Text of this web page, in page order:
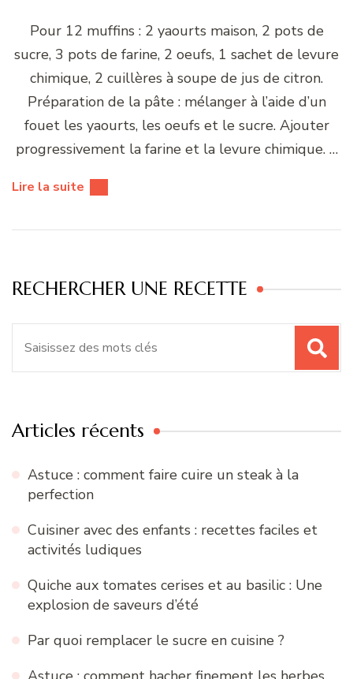
Pour 12 muffins : 2 yaourts maison, 2 pots de
sucre, 3 pots de farine, 2 oeufs, 1 sachet de levure
chimique, 2 cuillères à soupe de jus de citron.
Préparation de la pâte : mélanger à l’aide d’un
fouet les yaourts, les oeufs et le sucre. Ajouter
progressivement la farine et la levure chimique. …
Lire la suite
RECHERCHER UNE RECETTE
Articles récents
Astuce : comment faire cuire un steak à la
perfection
Cuisiner avec des enfants : recettes faciles et
activités ludiques
Quiche aux tomates cerises et au basilic : Une
explosion de saveurs d’été
Par quoi remplacer le sucre en cuisine ?